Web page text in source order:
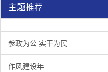
主题推荐
参政为公 实干为民
作风建设年